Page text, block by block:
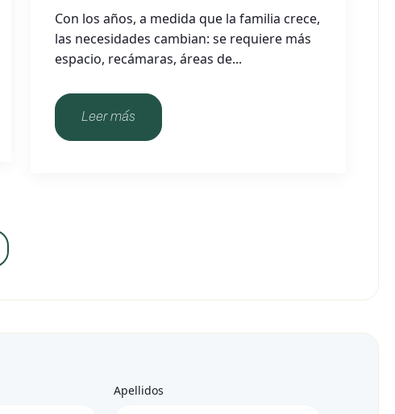
Con los años, a medida que la familia crece,
las necesidades cambian: se requiere más
espacio, recámaras, áreas de...
Leer más
Apellidos